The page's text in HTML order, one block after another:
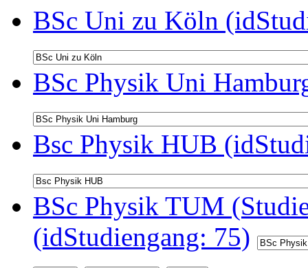
BSc Uni zu Köln
BSc Physik Uni
Bsc Physik HUB
BSc Physik TUM
(idStudiengang: 75)